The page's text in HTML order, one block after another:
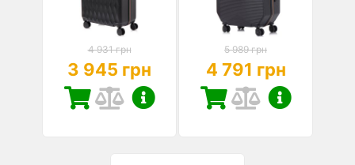
4 931 грн
3 945 грн
5 989 грн
4 791 грн